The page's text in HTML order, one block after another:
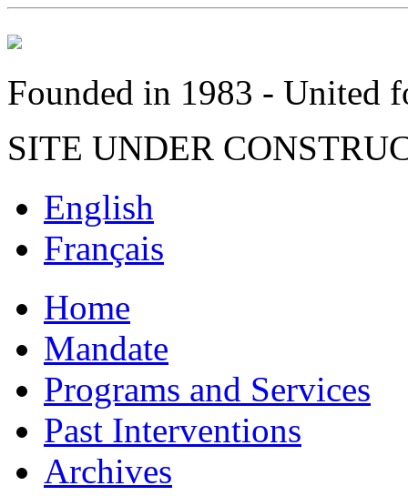
Founded in 1983 - United
SITE UNDER
English
Français
Home
Mandate
Programs and Services
Past Interventions
Archives